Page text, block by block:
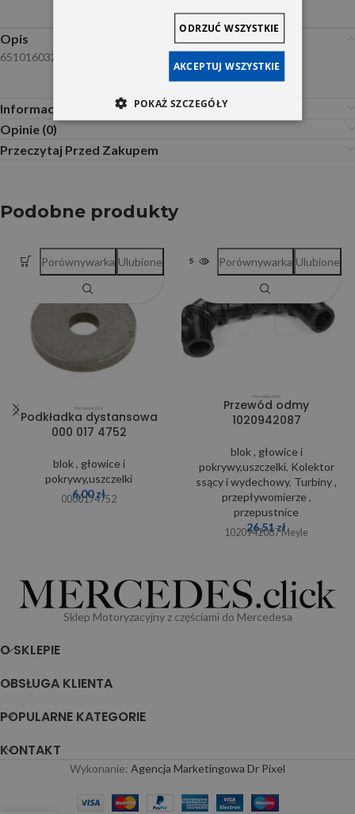
Opis
6510160321
Informacje dodatkowe
Opinie (0)
Przeczytaj Przed Zakupem
Podobne produkty
Podkładka dystansowa
000 017 4752
blok , głowice i
pokrywy,uszczelki
6,00zł
0000174752
Porównywarka Ulubione SOLD OUT
Przewód odmy
1020942087
blok , głowice i
pokrywy,uszczelki, Kolektor
ssący i wydechowy, Turbiny ,
przepływomierze ,
przepustnice
26,51zł
1020942087 Meyle
Porównywarka Ulubione
Sklep Motoryzacyjny z częściami do Mercedesa
O SKLEPIE
OBSŁUGA KLIENTA
POPULARNE KATEGORIE
KONTAKT
Wykonanie: Agencja Marketingowa Dr Pixel
AKCEPTUJ WSZYSTKIE
ODRZUĆ WSZYSTKIE
POKAŻ SZCZEGÓŁY